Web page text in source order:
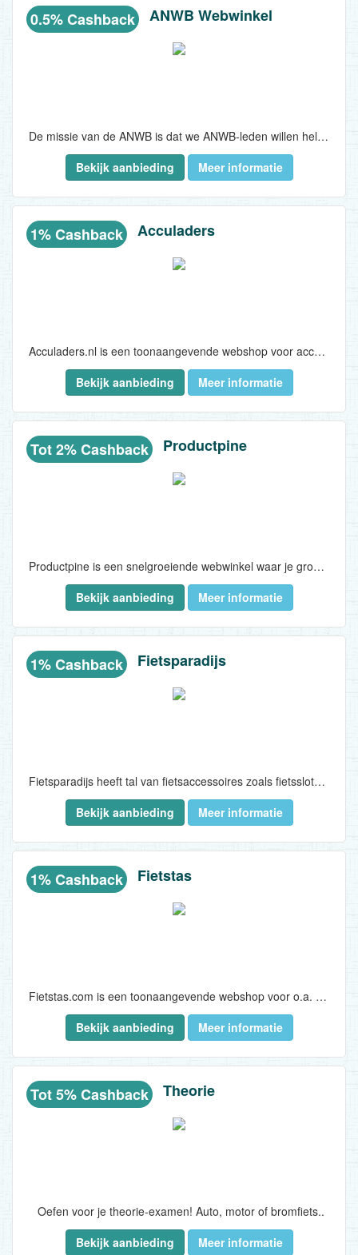
0.5% Cashback ANWB Webwinkel
De missie van de ANWB is dat we ANWB-leden willen helpen om in vrijheid en met plezier onderweg te zijn. Dat doen we met diverse producten, diensten, maatschappelijke activiteiten...
Bekijk aanbieding
Meer informatie
1% Cashback Acculaders
Acculaders.nl is een toonaangevende webshop voor acculaders, druppelladers, jumpstarters, laadkabels voor elektrische auto’s en meer. Het productaanbod van Acculaders.nl bestaat uit acculaders, druppelladers, jumpstarters, laadkabels voor elektrische auto’s, powerbanks en alle bijbehorende accessoires...
Bekijk aanbieding
Meer informatie
Tot 2% Cashback Productpine
Productpine is een snelgroeiende webwinkel waar je groener shopt zonder meer te betalen. De Amsterdamse startup is een online marktplaats voor lokale en Europese merken met een sterke focus op home & living-producten. Productpine maakt hier geen gebruik van dure tussenpartijen: je shopt via het platform namelijk direct bij het merk. En nog mooier:..
Bekijk aanbieding
Meer informatie
1% Cashback Fietsparadijs
Fietsparadijs heeft tal van fietsaccessoires zoals fietssloten, fietstassen, fietsmanden, fietskratten, fietsstoeltjes, fietshelmen, kinderfietshelmen en bijbehorende onderdelen en overige accessoires, ook voor de kinderfiets. Fietsparadijs verkoopt de betere fietsaccessoires, tegen concurrerende prijzen...
Bekijk aanbieding
Meer informatie
1% Cashback Fietstas
Fietstas.com is een toonaangevende webshop voor o.a. fietstassen, fietskratten en fietsmanden..
Bekijk aanbieding
Meer informatie
Tot 5% Cashback Theorie
Oefen voor je theorie-examen! Auto, motor of bromfiets..
Bekijk aanbieding
Meer informatie